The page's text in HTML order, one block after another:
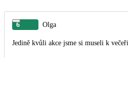
6 Olga
Jedině kvůli akce jsme si museli k